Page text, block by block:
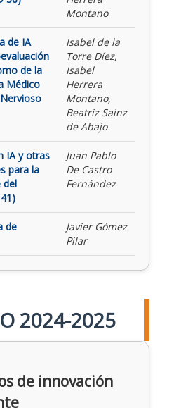
Montano
de IA
de la
Médico
Isabel de la
Torre Díez,
Isabel
Herrera
Montano,
Beatriz Sainz
de Abajo
IA y otras
para la
del
Juan Pablo
De Castro
Fernández
de
Javier Gómez
Pilar
2024-2025
de innovación